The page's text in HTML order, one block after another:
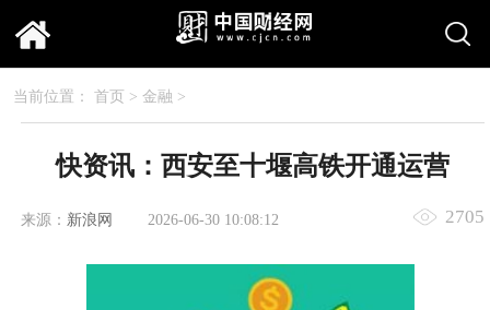
当前位置： 首页 > 金融 >
快资讯：西安至十堰高铁开通运营
来源： 新浪网 2026-06-30 10:08:12 2705